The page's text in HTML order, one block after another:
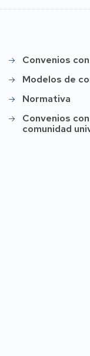
Menú
convenios
Convenios
Modelos de
Normativa
Convenios
comunidad